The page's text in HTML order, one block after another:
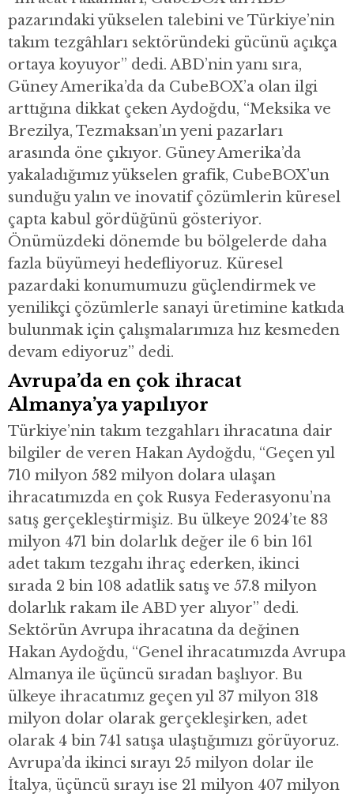
pazarındaki yükselen talebini ve Türkiye’nin
takım tezgâhları sektöründeki gücünü açıkça
ortaya koyuyor” dedi. ABD’nin yanı sıra,
Güney Amerika’da da CubeBOX’a olan ilgi
arttığına dikkat çeken Aydoğdu, “Meksika ve
Brezilya, Tezmaksan’ın yeni pazarları
arasında öne çıkıyor. Güney Amerika’da
yakaladığımız yükselen grafik, CubeBOX’un
sunduğu yalın ve inovatif çözümlerin küresel
çapta kabul gördüğünü gösteriyor.
Önümüzdeki dönemde bu bölgelerde daha
fazla büyümeyi hedefliyoruz. Küresel
pazardaki konumumuzu güçlendirmek ve
yenilikçi çözümlerle sanayi üretimine katkıda
bulunmak için çalışmalarımıza hız kesmeden
devam ediyoruz” dedi.
Avrupa’da en çok ihracat
Almanya’ya yapılıyor
Türkiye’nin takım tezgahları ihracatına dair
bilgiler de veren Hakan Aydoğdu, “Geçen yıl
710 milyon 582 milyon dolara ulaşan
ihracatımızda en çok Rusya Federasyonu’na
satış gerçekleştirmişiz. Bu ülkeye 2024’te 83
milyon 471 bin dolarlık değer ile 6 bin 161
adet takım tezgahı ihraç ederken, ikinci
sırada 2 bin 108 adatlik satış ve 57.8 milyon
dolarlık rakam ile ABD yer alıyor” dedi.
Sektörün Avrupa ihracatına da değinen
Hakan Aydoğdu, “Genel ihracatımızda Avrupa
Almanya ile üçüncü sıradan başlıyor. Bu
ülkeye ihracatımız geçen yıl 37 milyon 318
milyon dolar olarak gerçekleşirken, adet
olarak 4 bin 741 satışa ulaştığımızı görüyoruz.
Avrupa’da ikinci sırayı 25 milyon dolar ile
İtalya, üçüncü sırayı ise 21 milyon 407 milyon